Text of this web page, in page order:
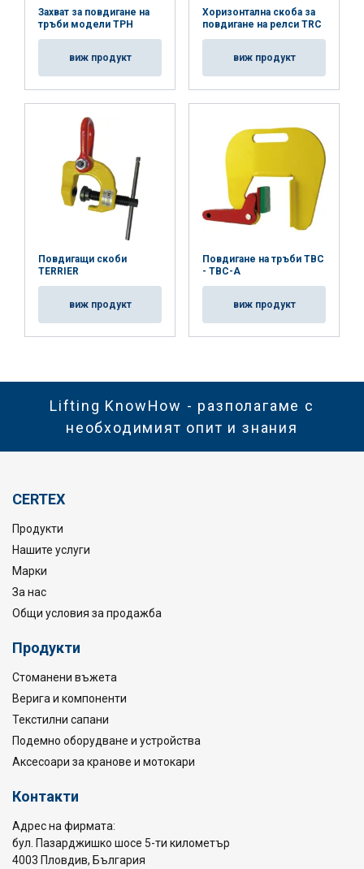
Захват за повдигане на
тръби модели TPH
виж продукт
Хоризонтална скоба за
повдигане на релси TRC
виж продукт
Повдигащи скоби
TERRIER
виж продукт
Повдигане на тръби TBC
- TBC-A
виж продукт
Lifting KnowHow - разполагаме с
необходимият опит и знания
CERTEX
Продукти
Нашите услуги
Марки
За нас
Общи условия за продажба
Продукти
Стоманени въжета
Верига и компоненти
Текстилни сапани
Подемно оборудване и устройства
Аксесоари за кранове и мотокари
Контакти
Адрес на фирмата:
бул. Пазарджишко шосе 5-ти километър
4003 Пловдив, България